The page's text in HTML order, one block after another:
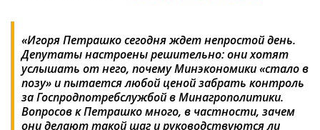
«Игоря Петрашко сегодня ждет непростой день.
Депутаты настроены решительно: они хотят
услышать от него, почему Минэкономики «стало в
позу» и пытается любой ценой забрать контроль
за Госпродпотребслужбой в Минагрополитики.
Вопросов к Петрашко много, в частности, зачем
они делают такой шаг и руководствуются ли